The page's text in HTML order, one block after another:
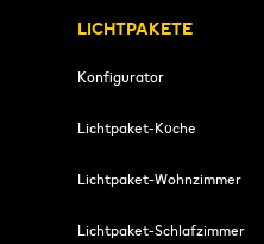
LICHTPAKETE
Konfigurator
Lichtpaket-Küche
Lichtpaket-Wohnzimmer
Lichtpaket-Schlafzimmer